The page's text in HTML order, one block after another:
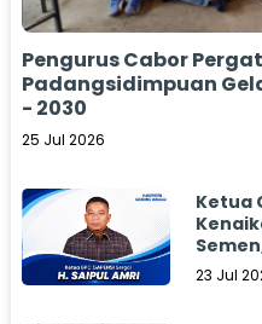
Pengurus Cabor
Padangsidimpuan
- 2030
25 Jul 2026
Ketua
23 Jul